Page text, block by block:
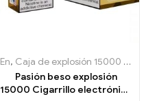
Cigarrillos electrónicos
En, Caja de explosión 15000 Soplo
Pasión beso explosión
15000 Cigarrillo electrónico